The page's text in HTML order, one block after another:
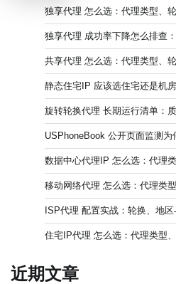
独享代理 怎么选：代理类型、
独享代理 成功率下降怎么排查
共享代理 怎么选：代理类型、
静态住宅IP 应该选住宅还是机
旋转轮换代理 长期运行清单：
USPhoneBook 公开页面监测为
数据中心代理IP 怎么选：代理
移动网络代理 怎么选：代理类
ISP代理 配置实战：轮换、地
住宅IP代理 怎么选：代理类型
近期文章